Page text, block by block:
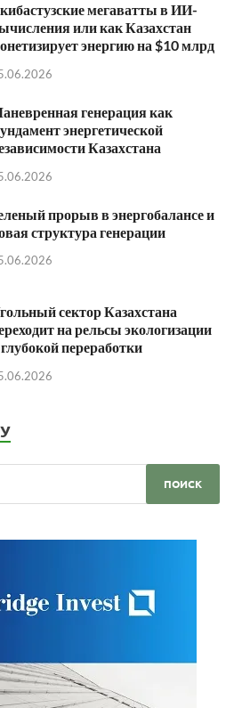
мегаватты в ИИ-
или как Казахстан
энергию на $10 млрд
генерация как
энергетической
Казахстана
прорыв в энергобалансе и
структура генерации
сектор Казахстана
на рельсы экологизации
переработки